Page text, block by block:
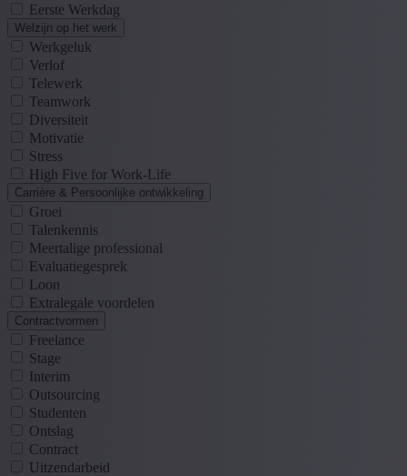
Eerste Werkdag
Welzijn op het werk
Werkgeluk
Verlof
Telewerk
Teamwork
Diversiteit
Motivatie
Stress
High Five for Work-Life
Carrière & Persoonlijke ontwikkeling
Groei
Talenkennis
Meertalige professional
Evaluatiegesprek
Loon
Extralegale voordelen
Contractvormen
Freelance
Stage
Interim
Outsourcing
Studenten
Ontslag
Contract
Uitzendarbeid